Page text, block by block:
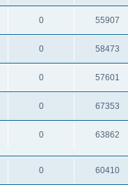
0 55907
0 58473
0 57601
0 67353
0 63862
0 60410